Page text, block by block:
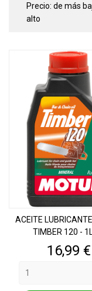
Precio: de más
alto
ACEITE
TIMBER 120 -
Precio
16,99 €